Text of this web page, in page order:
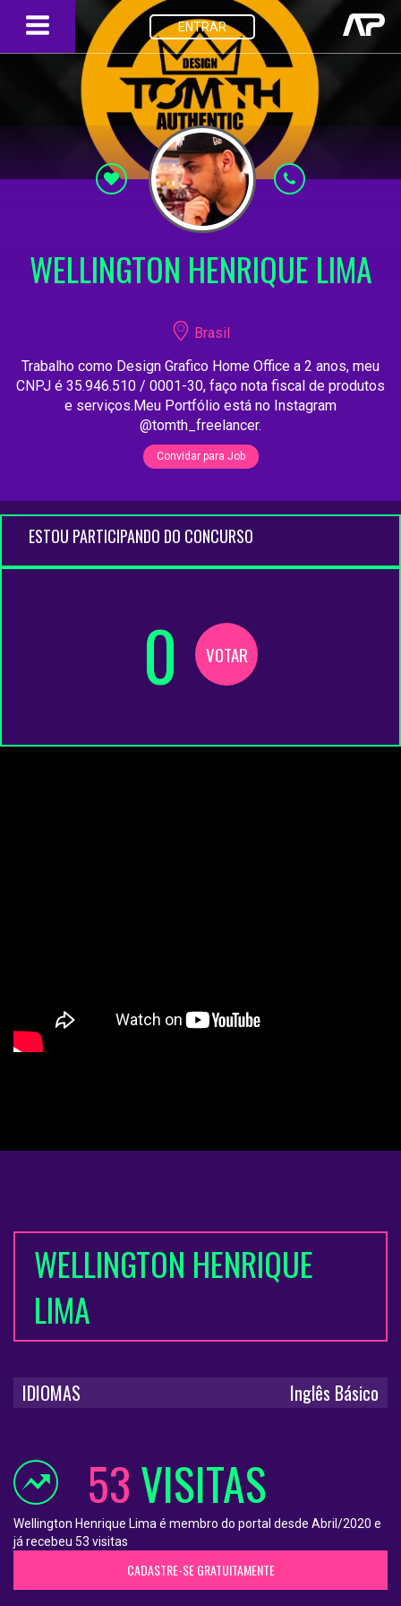
ENTRAR
WELLINGTON HENRIQUE LIMA
Brasil
Trabalho como Design Grafico Home Office a 2 anos, meu
CNPJ é 35.946.510 / 0001-30, faço nota fiscal de produtos
e serviços.Meu Portfólio está no Instagram
@tomth_freelancer.
Convidar para Job
ESTOU PARTICIPANDO DO CONCURSO
0 VOTAR
WELLINGTON HENRIQUE
LIMA
IDIOMAS Inglês Básico
53VISITAS
Wellington Henrique Lima é membro do portal desde Abril/2020 e
já recebeu 53 visitas
CADASTRE-SE GRATUITAMENTE